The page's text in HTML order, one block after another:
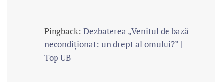
Pingback: Dezbaterea „Venitul de bază
necondiționat: un drept al omului?” |
Top UB